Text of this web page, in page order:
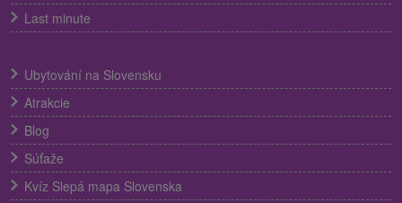
Last minute
Ubytování na Slovensku
Atrakcie
Blog
Súťaže
Kvíz Slepá mapa Slovenska